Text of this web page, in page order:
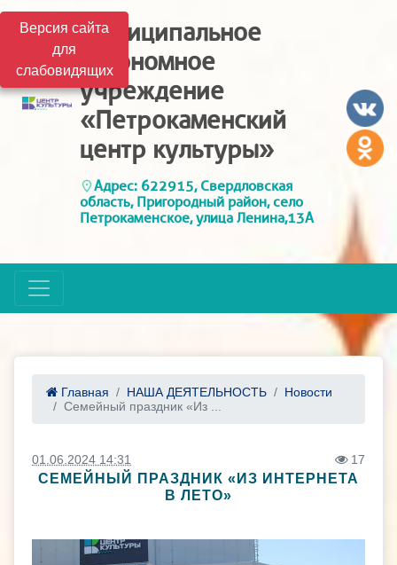
Версия сайта
для
слабовидящих
Муниципальное
автономное
учреждение
«Петрокаменский
центр культуры»
Адрес: 622915, Свердловская
область, Пригородный район, село
Петрокаменское, улица Ленина,13А
Главная НАША ДЕЯТЕЛЬНОСТЬ
Новости
Семейный праздник «Из ...
01.06.2024 14:31 17
СЕМЕЙНЫЙ ПРАЗДНИК «ИЗ ИНТЕРНЕТА
В ЛЕТО»